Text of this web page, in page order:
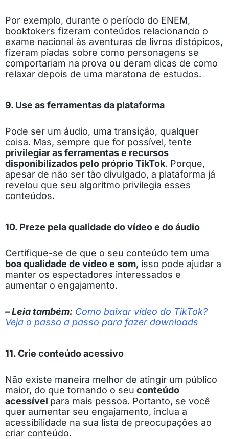
Por exemplo, durante o período do ENEM,
booktokers fizeram conteúdos relacionando o
exame nacional às aventuras de livros distópicos,
fizeram piadas sobre como personagens se
comportariam na prova ou deram dicas de como
relaxar depois de uma maratona de estudos.
9. Use as ferramentas da plataforma
Pode ser um áudio, uma transição, qualquer
coisa. Mas, sempre que for possível, tente
privilegiar as ferramentas e recursos
disponibilizados pelo próprio TikTok. Porque,
apesar de não ser tão divulgado, a plataforma já
revelou que seu algoritmo privilegia esses
conteúdos.
10. Preze pela qualidade do vídeo e do áudio
Certifique-se de que o seu conteúdo tem uma
boa qualidade de vídeo e som, isso pode ajudar a
manter os espectadores interessados e
aumentar o engajamento.
– Leia também: Como baixar vídeo do TikTok?
Veja o passo a passo para fazer downloads
11. Crie conteúdo acessivo
Não existe maneira melhor de atingir um público
maior, do que tornando o seu conteúdo
acessível para mais pessoa. Portanto, se você
quer aumentar seu engajamento, inclua a
acessibilidade na sua lista de preocupações ao
criar conteúdo.